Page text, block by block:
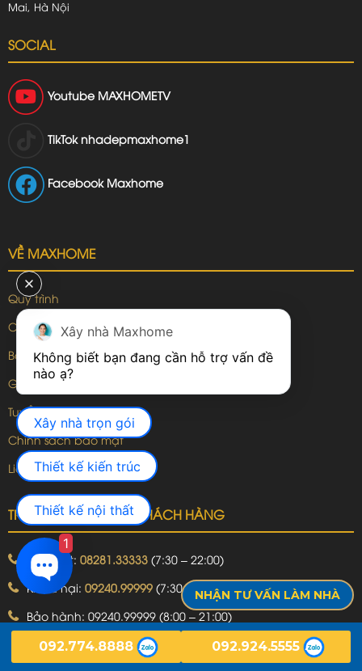
Mai, Hà Nội
SOCIAL
Youtube MAXHOMETV
TikTok nhadepmaxhome1
Facebook Maxhome
VỀ MAXHOME
Quy trình
Cam kết
Báo giá thiết kế
Giới thiệu MAXHOME
Tuyển dụng
Chính sách bảo mật
Liên hệ
TRUNG TÂM HỖ TRỢ KHÁCH HÀNG
Kỹ thuật: 08281.33333 (7:30 – 22:00)
Khiếu nại: 09240.99999 (7:30 – 22:00)
Bảo hành: 09240.99999 (8:00 – 21:00)
Hotline: 092.774.8888
NHẬN TƯ VẤN LÀM NHÀ
092.774.8888 092.924.5555
Xây nhà Maxhome
Không biết bạn đang cần hỗ trợ vấn đề
Xây nhà trọn gói
Thiết kế kiến trúc
Thiết kế nội thất
1